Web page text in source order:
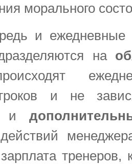
морального
и ежедневные
на
и не
и
тренеров,